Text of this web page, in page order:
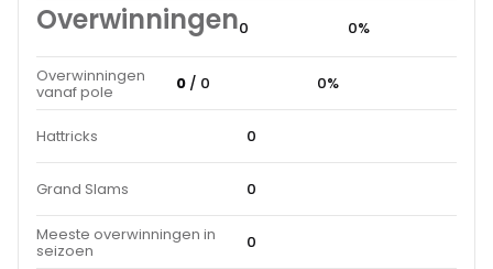
Overwinningen0 0%
Overwinningen
vanaf pole 0 / 0 0%
Hattricks 0
Grand Slams 0
Meeste overwinningen in
seizoen 0